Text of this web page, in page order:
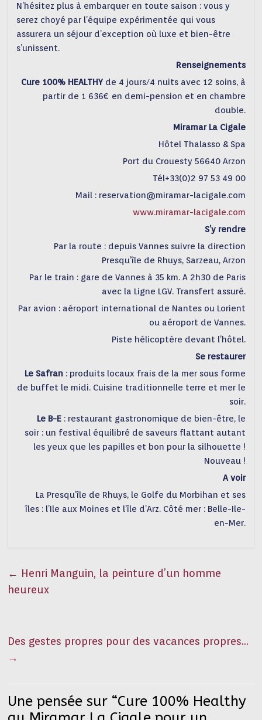
N’hésitez plus à embarquer en toute saison : vous y
serez choyé par l’équipe expérimentée qui vous
assurera un séjour d’exception où luxe et bien-être
s’unissent.
Renseignements
Cure 100% HEALTHYde 4 jours/4 nuits avec 12 soins, à
partir de 1 636€ en demi-pension et en chambre
double.
Miramar La Cigale
Hôtel Thalasso & Spa
Port du Crouesty 56640 Arzon
Tél+33(0)2 97 53 49 00
Mail : reservation@miramar-lacigale.com
www.miramar-lacigale.com
S’y rendre
Par la route : depuis Vannes suivre la direction
Presqu’île de Rhuys, Sarzeau, Arzon
Par le train : gare de Vannes à 35 km. A 2h30 de Paris
avec la Ligne LGV. Transfert assuré.
Par avion : aéroport international de Nantes ou Lorient
ou aéroport de Vannes.
Piste hélicoptère devant l’hôtel.
Se restaurer
Le Safran: produits locaux frais de la mer sous forme
de buffet le midi. Cuisine traditionnelle terre et mer le
soir.
Le B-E: restaurant gastronomique de bien-être, le
soir : un festival équilibré de saveurs flattant autant
les yeux que les papilles et bon pour la silhouette !
Nouveau !
A voir
La Presqu’île de Rhuys, le Golfe du Morbihan et ses
îles : l’Ile aux Moines et l’île d’Arz. Côté mer : Belle-Ile-
en-Mer.
← Henri Manguin, la peinture d’un homme
heureux
Des gestes propres pour des vacances propres…
→
Une pensée sur “Cure 100% Healthy